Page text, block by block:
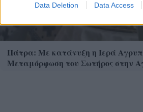
Data Deletion Data Access
Πάτρα: Με κατάνυξη η Ιερά
Μεταμόρφωση του Σωτήρος στην